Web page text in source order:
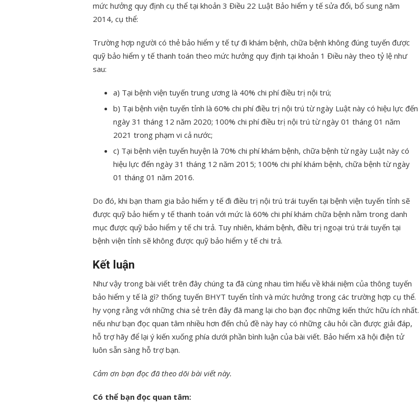
mức hưởng quy định cụ thể tại khoản 3 Điều 22 Luật Bảo hiểm y tế sửa đổi, bổ sung năm
2014, cụ thể:
Trường hợp người có thẻ bảo hiểm y tế tự đi khám bệnh, chữa bệnh không đúng tuyến được
quỹ bảo hiểm y tế thanh toán theo mức hưởng quy định tại khoản 1 Điều này theo tỷ lệ như
sau:
a) Tại bệnh viện tuyến trung ương là 40% chi phí điều trị nội trú;
b) Tại bệnh viện tuyến tỉnh là 60% chi phí điều trị nội trú từ ngày Luật này có hiệu lực đến
ngày 31 tháng 12 năm 2020; 100% chi phí điều trị nội trú từ ngày 01 tháng 01 năm
2021 trong phạm vi cả nước;
c) Tại bệnh viện tuyến huyện là 70% chi phí khám bệnh, chữa bệnh từ ngày Luật này có
hiệu lực đến ngày 31 tháng 12 năm 2015; 100% chi phí khám bệnh, chữa bệnh từ ngày
01 tháng 01 năm 2016.
Do đó, khi bạn tham gia bảo hiểm y tế đi điều trị nội trú trái tuyến tại bệnh viện tuyến tỉnh sẽ
được quỹ bảo hiểm y tế thanh toán với mức là 60% chi phí khám chữa bệnh nằm trong danh
mục được quỹ bảo hiểm y tế chi trả. Tuy nhiên, khám bệnh, điều trị ngoại trú trái tuyến tại
bệnh viện tỉnh sẽ không được quỹ bảo hiểm y tế chi trả.
Kết luận
Như vậy trong bài viết trên đây chúng ta đã cùng nhau tìm hiểu về khái niệm của thông tuyến
bảo hiểm y tế là gì? thống tuyến BHYT tuyến tỉnh và mức hưởng trong các trường hợp cụ thể.
hy vọng rằng với những chia sẻ trên đây đã mang lại cho bạn đọc những kiến thức hữu ích nhất.
nếu như bạn đọc quan tâm nhiều hơn đến chủ đề này hay có những câu hỏi cần được giải đáp,
hỗ trợ hãy để lại ý kiến xuống phía dưới phần bình luận của bài viết. Bảo hiểm xã hội điện tử
luôn sẵn sàng hỗ trợ bạn.
Cảm ơn bạn đọc đã theo dõi bài viết này.
Có thể bạn đọc quan tâm: